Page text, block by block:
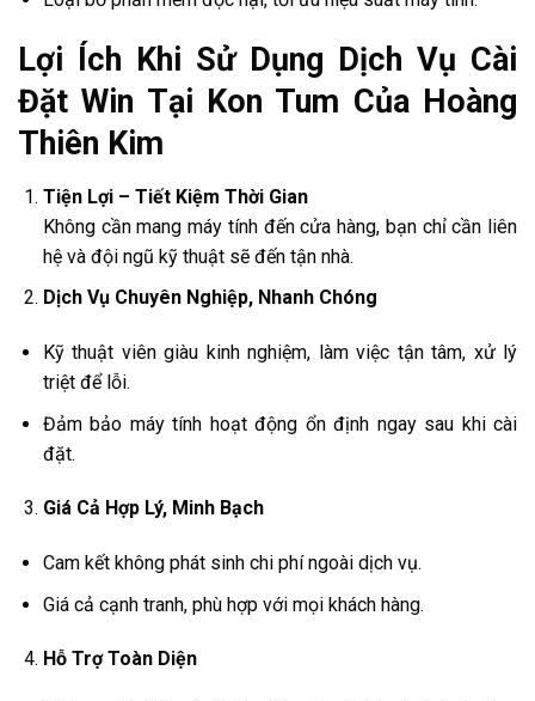
Lợi Ích Khi Sử Dụng Dịch Vụ Cài
Đặt Win Tại Kon Tum Của Hoàng
Thiên Kim
Tiện Lợi – Tiết Kiệm Thời Gian
Không cần mang máy tính đến cửa hàng, bạn chỉ cần liên
hệ và đội ngũ kỹ thuật sẽ đến tận nhà.
Dịch Vụ Chuyên Nghiệp, Nhanh Chóng
Kỹ thuật viên giàu kinh nghiệm, làm việc tận tâm, xử lý
triệt để lỗi.
Đảm bảo máy tính hoạt động ổn định ngay sau khi cài
đặt.
Giá Cả Hợp Lý, Minh Bạch
Cam kết không phát sinh chi phí ngoài dịch vụ.
Giá cả cạnh tranh, phù hợp với mọi khách hàng.
Hỗ Trợ Toàn Diện